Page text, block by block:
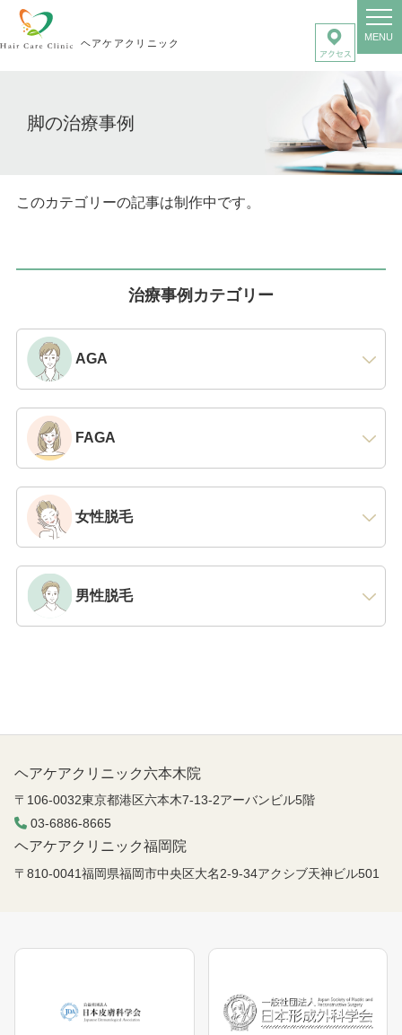
ヘアケアクリニック
MENU
脚の治療事例
このカテゴリーの記事は制作中です。
治療事例カテゴリー
AGA
FAGA
女性脱毛
男性脱毛
ヘアケアクリニック六本木院
〒106-0032東京都港区六本木7-13-2アーバンビル5階
03-6886-8665
ヘアケアクリニック福岡院
〒810-0041福岡県福岡市中央区大名2-9-34アクシブ天神ビル501